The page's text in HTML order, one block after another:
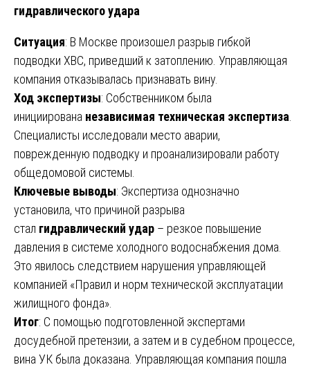
гидравлического удара
Ситуация: В Москве произошел разрыв гибкой
подводки ХВС, приведший к затоплению. Управляющая
компания отказывалась признавать вину.
Ход экспертизы: Собственником была
инициирована независимая техническая экспертиза
Специалисты исследовали место аварии,
поврежденную подводку и проанализировали работу
общедомовой системы.
Ключевые выводы: Экспертиза однозначно
установила, что причиной разрыва
стал гидравлический удар – резкое повышение
давления в системе холодного водоснабжения дома.
Это явилось следствием нарушения управляющей
компанией «Правил и норм технической эксплуатации
жилищного фонда».
Итог: С помощью подготовленной экспертами
досудебной претензии, а затем и в судебном процессе,
вина УК была доказана. Управляющая компания пошла